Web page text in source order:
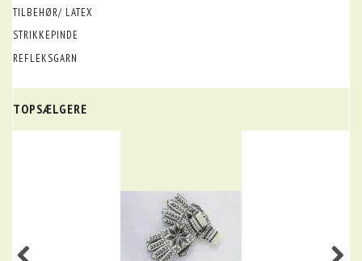
TILBEHØR/ LATEX
STRIKKEPINDE
REFLEKSGARN
TOPSÆLGERE